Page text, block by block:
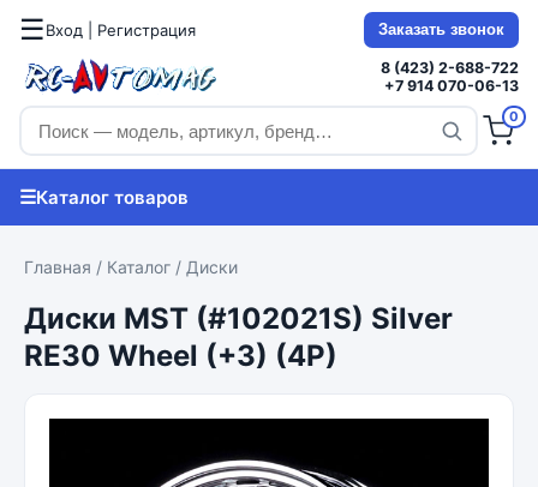
☰Вход | Регистрация Заказать звонок
8 (423) 2-688-722
+7 914 070-06-13
0
☰Каталог товаров
Главная / Каталог / Диски
Диски MST (#102021S) Silver
RE30 Wheel (+3) (4P)